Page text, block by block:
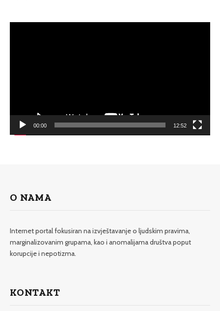
00:00 12:52
O NAMA
Internet portal fokusiran na izvještavanje o ljudskim pravima,
marginalizovanim grupama, kao i anomalijama društva poput
korupcije i nepotizma.
KONTAKT